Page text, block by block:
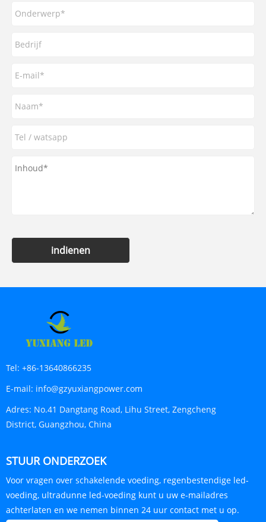
indienen
Tel: +86-13640866235
E-mail: info@gzyuxiangpower.com
Adres: No.41 Dangtang Road, Lihu Street, Zengcheng
District, Guangzhou, China
STUUR ONDERZOEK
Voor vragen over schakelende voeding, regenbestendige led-
voeding, ultradunne led-voeding kunt u uw e-mailadres
achterlaten en we nemen binnen 24 uur contact met u op.